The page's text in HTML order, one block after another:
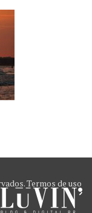
Termos de uso